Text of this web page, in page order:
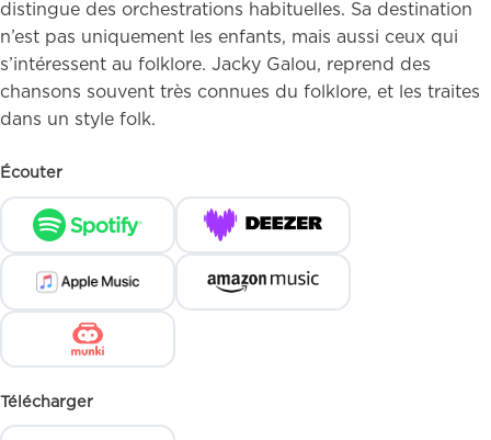
distingue des orchestrations habituelles. Sa destination
n’est pas uniquement les enfants, mais aussi ceux qui
s’intéressent au folklore. Jacky Galou, reprend des
chansons souvent très connues du folklore, et les traites
dans un style folk.
Écouter
Télécharger